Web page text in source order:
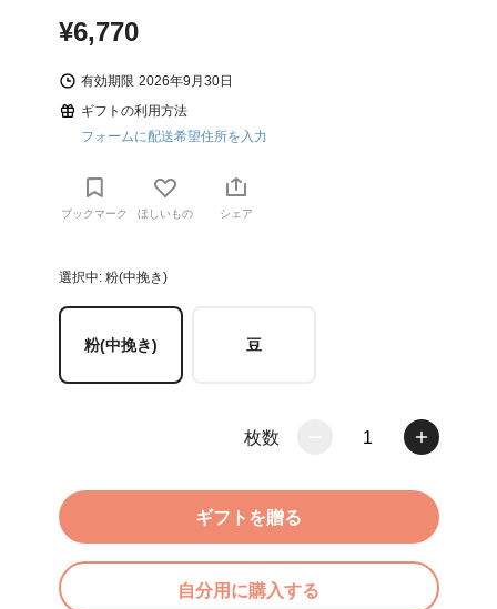
¥6,770
有効期限 2026年9月30日
ギフトの利用方法
フォームに配送希望住所を入力
ブックマーク ほしいもの シェア
選択中: 粉(中挽き)
粉(中挽き) 豆
枚数 1
ギフトを贈る
自分用に購入する